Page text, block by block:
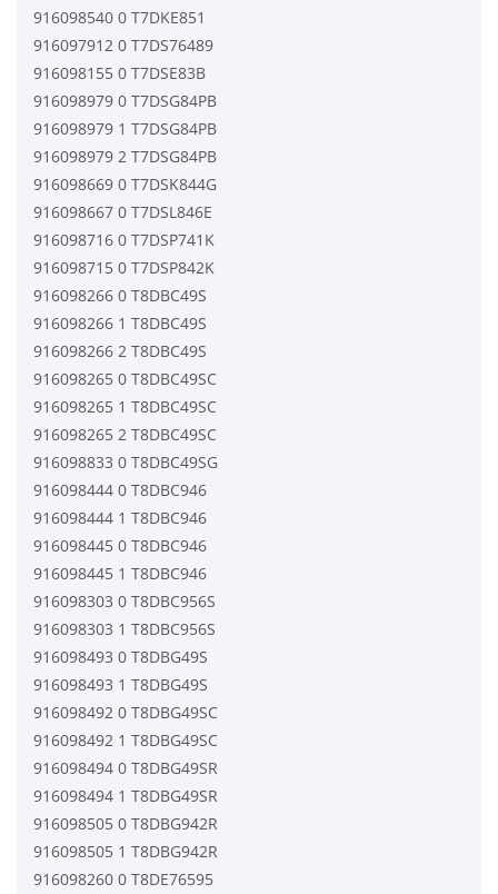
916098540 0 T7DKE851
916097912 0 T7DS76489
916098155 0 T7DSE83B
916098979 0 T7DSG84PB
916098979 1 T7DSG84PB
916098979 2 T7DSG84PB
916098669 0 T7DSK844G
916098667 0 T7DSL846E
916098716 0 T7DSP741K
916098715 0 T7DSP842K
916098266 0 T8DBC49S
916098266 1 T8DBC49S
916098266 2 T8DBC49S
916098265 0 T8DBC49SC
916098265 1 T8DBC49SC
916098265 2 T8DBC49SC
916098833 0 T8DBC49SG
916098444 0 T8DBC946
916098444 1 T8DBC946
916098445 0 T8DBC946
916098445 1 T8DBC946
916098303 0 T8DBC956S
916098303 1 T8DBC956S
916098493 0 T8DBG49S
916098493 1 T8DBG49S
916098492 0 T8DBG49SC
916098492 1 T8DBG49SC
916098494 0 T8DBG49SR
916098494 1 T8DBG49SR
916098505 0 T8DBG942R
916098505 1 T8DBG942R
916098260 0 T8DE76595